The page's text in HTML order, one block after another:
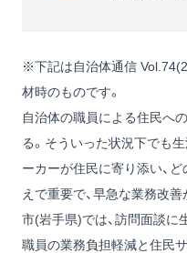
※下記は自治体通信
材時のものです。
自治体の職員による住民へ
る。そういった状況下でも
ーカーが住民に寄り添い、
えで重要で、早急な業務改
市(岩手県)では、訪問面談に
職員の業務負担軽減と住民